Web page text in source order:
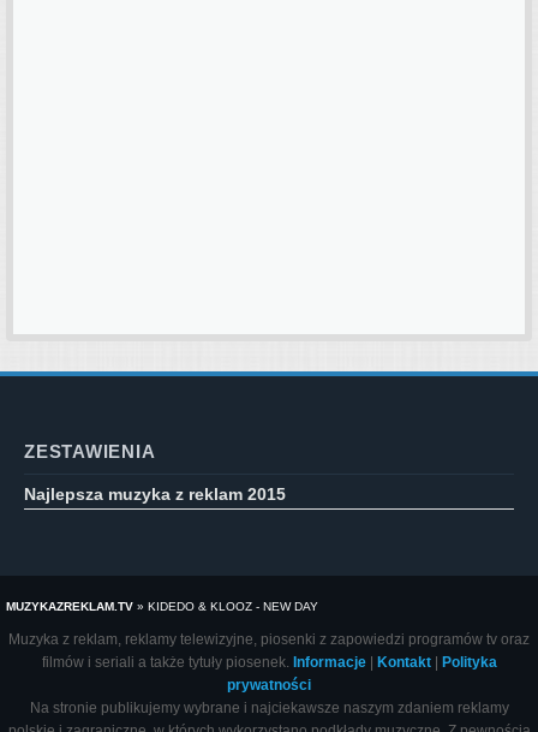
ZESTAWIENIA
Najlepsza muzyka z reklam 2015
MUZYKAZREKLAM.TV » KIDEDO & KLOOZ - NEW DAY
Muzyka z reklam, reklamy telewizyjne, piosenki z zapowiedzi programów tv oraz
filmów i seriali a także tytuły piosenek. Informacje| Kontakt|
Polityka
prywatności
Na stronie publikujemy wybrane i najciekawsze naszym zdaniem reklamy